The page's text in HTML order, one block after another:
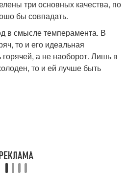
три основных качества, по
бы совпадать.
в смысле темперамента. В
то и его идеальная
а не наоборот. Лишь в
то и ей лучше быть